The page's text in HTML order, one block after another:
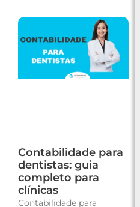
Contabilidade para
dentistas: guia
completo para
clínicas
Contabilidade para